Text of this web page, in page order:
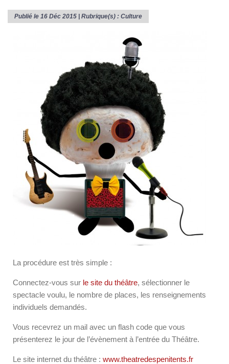
Publié le 16 Déc 2015 | Rubrique(s) : Culture
La procédure est très simple :
Connectez-vous sur le site du théâtre, sélectionner le
spectacle voulu, le nombre de places, les renseignements
individuels demandés.
Vous recevrez un mail avec un flash code que vous
présenterez le jour de l’évènement à l’entrée du Théâtre.
Le site internet du théâtre : www.theatredespenitents.fr